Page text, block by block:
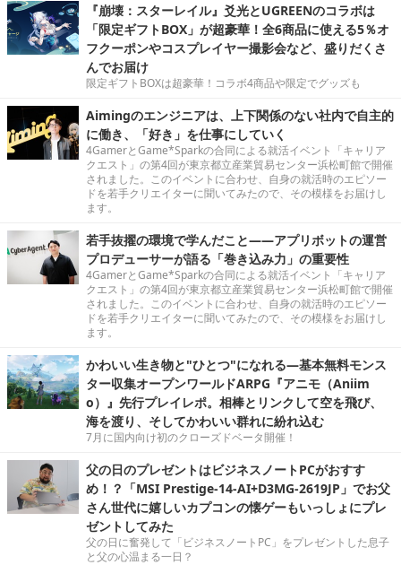
『崩壊：スターレイル』爻光とUGREENのコラボは
「限定ギフトBOX」が超豪華！全6商品に使える5％オ
フクーポンやコスプレイヤー撮影会など、盛りだくさ
んでお届け
限定ギフトBOXは超豪華！コラボ4商品や限定でグッズも
Aimingのエンジニアは、上下関係のない社内で自主的
に働き、「好き」を仕事にしていく
4GamerとGame*Sparkの合同による就活イベント「キャリア
クエスト」の第4回が東京都立産業貿易センター浜松町館で開催
されました。このイベントに合わせ、自身の就活時のエピソー
ドを若手クリエイターに聞いてみたので、その模様をお届けし
ます。
若手抜擢の環境で学んだこと――アプリボットの運営
プロデューサーが語る「巻き込み力」の重要性
4GamerとGame*Sparkの合同による就活イベント「キャリア
クエスト」の第4回が東京都立産業貿易センター浜松町館で開催
されました。このイベントに合わせ、自身の就活時のエピソー
ドを若手クリエイターに聞いてみたので、その模様をお届けし
ます。
かわいい生き物と"ひとつ"になれる―基本無料モンス
ター収集オープンワールドARPG『アニモ（Aniim
o）』先行プレイレポ。相棒とリンクして空を飛び、
海を渡り、そしてかわいい群れに紛れ込む
7月に国内向け初のクローズドベータ開催！
父の日のプレゼントはビジネスノートPCがおすす
め！？「MSI Prestige-14-AI+D3MG-2619JP」でお父
さん世代に嬉しいカプコンの懐ゲーもいっしょにプレ
ゼントしてみた
父の日に奮発して「ビジネスノートPC」をプレゼントした息子
と父の心温まる一日？